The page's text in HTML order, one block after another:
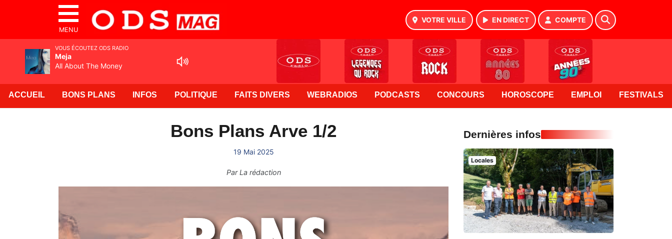
MENU
VOTRE VILLE EN DIRECT COMPTE
ACCUEIL BONS PLANS INFOS POLITIQUE FAITS DIVERS WEBRADIOS PODCASTS CONCOURS HOROSCOPE EMPLOI FESTIVALS
Bons Plans Arve 1/2
19 Mai 2025
ParLa rédaction
Dernières infos
Locales
VOUS ÉCOUTEZ ODS RADIO
Meja
All About The Money